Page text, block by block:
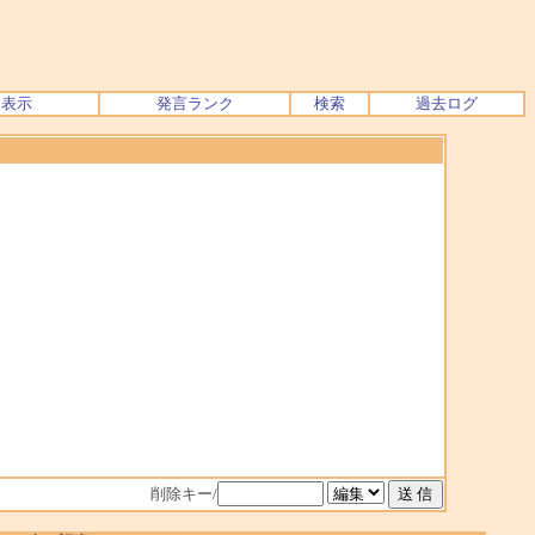
示 発言ランク 検索 過去ログ
削除キー/